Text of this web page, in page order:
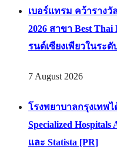
เบอร์แทรม คว้ารางวั
2026 สาขา Best
รนด์เซียงเพียวในระ
7 August 2026
โรงพยาบาลกรุงเทพ
Specialized Hospitals
และ Statista [PR]